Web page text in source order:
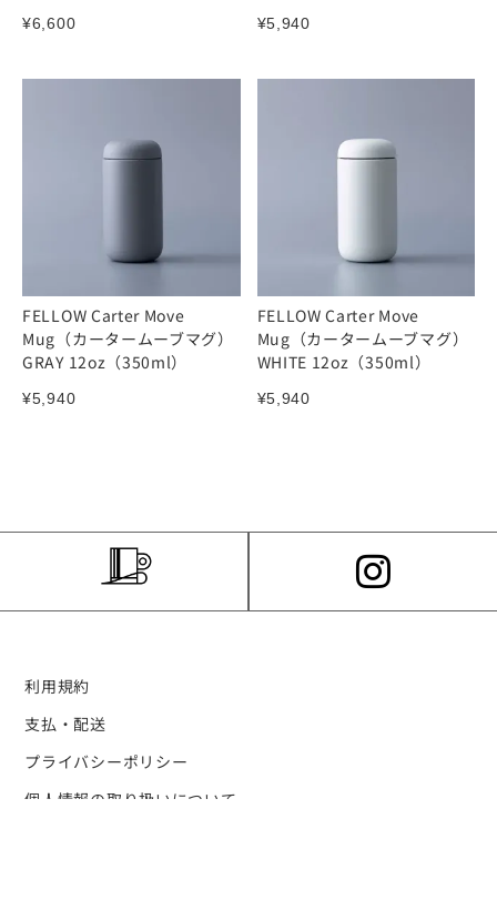
¥6,600 ¥5,940
FELLOW Carter Move
Mug（カータームーブマグ）
GRAY 12oz（350ml）
¥5,940
FELLOW Carter Move
Mug（カータームーブマグ）
WHITE 12oz（350ml）
¥5,940
利用規約
支払・配送
プライバシーポリシー
個人情報の取り扱いについて